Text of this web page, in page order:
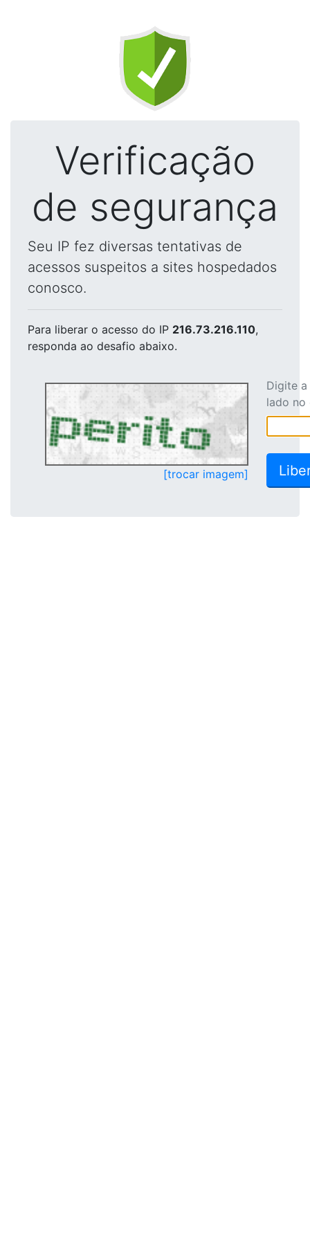
Verificação
de segurança
Seu IP fez diversas tentativas de
acessos suspeitos a sites hospedados
conosco.
Para liberar o acesso do IP 216.73.216.110,
responda ao desafio abaixo.
[trocar imagem]
Digite
lado no